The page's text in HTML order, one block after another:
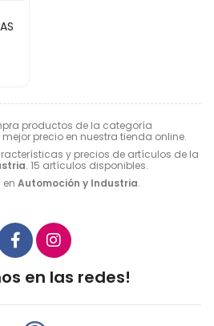
productos de la categoría
mejor precio en nuestra tienda online.
y precios de artículos de la
. 15 artículos disponibles.
en Automoción y Industria.
en las redes!